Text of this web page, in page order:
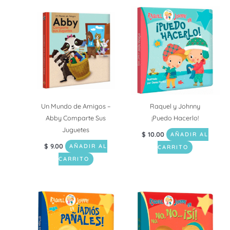
Un Mundo de Amigos –
Abby Comparte Sus
Juguetes
$ 9.00
AÑADIR AL
CARRITO
Raquel y Johnny
¡Puedo Hacerlo!
$ 10.00
AÑADIR AL
CARRITO